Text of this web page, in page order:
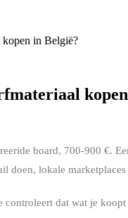
kopen in België?
board, 700-900 €.
doen, lokale
controleert dat wat je